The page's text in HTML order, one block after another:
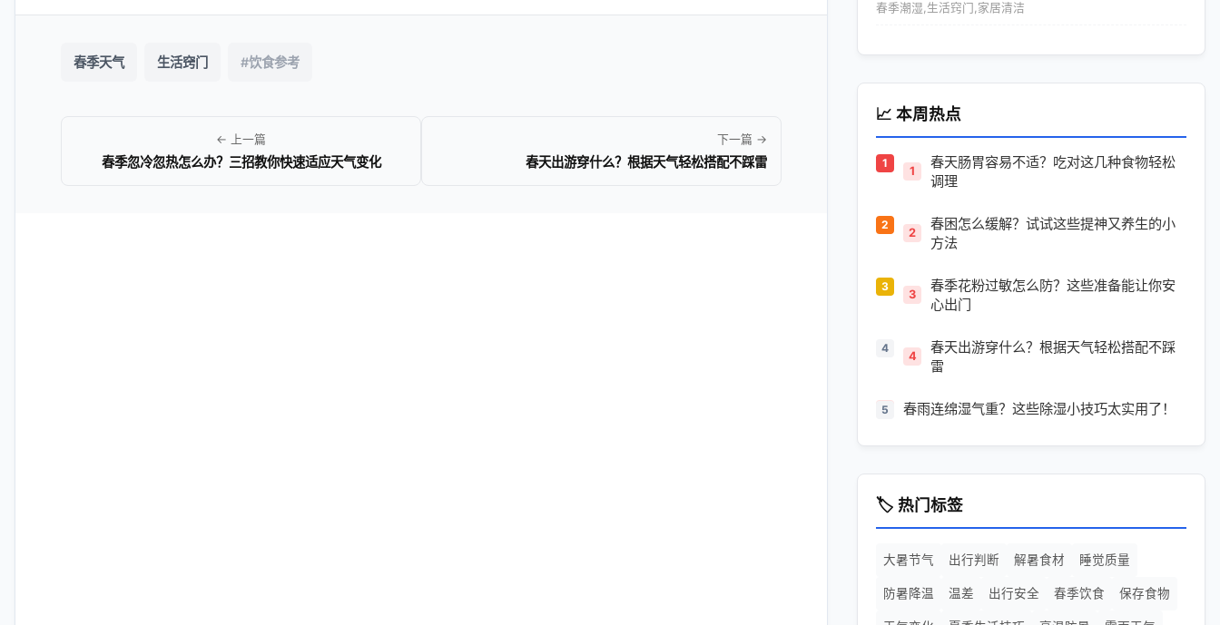
春季天气 生活窍门 #饮食参考
← 上一篇
春季忽冷忽热怎么办？三招教你快速适应天气变化
下一篇 →
春天出游穿什么？根据天气轻松搭配不踩雷
春季潮湿,生活窍门,家居清洁
📈 本周热点
1
春天肠胃容易不适？吃对这几种食物轻松
调理
2
春困怎么缓解？试试这些提神又养生的小
方法
3
春季花粉过敏怎么防？这些准备能让你安
心出门
4
春天出游穿什么？根据天气轻松搭配不踩
雷
5 春雨连绵湿气重？这些除湿小技巧太实用了！
🏷️ 热门标签
大暑节气 出行判断 解暑食材 睡觉质量
防暑降温 温差 出行安全 春季饮食 保存食物